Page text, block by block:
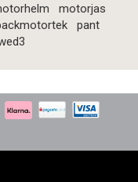
motorjas
pant